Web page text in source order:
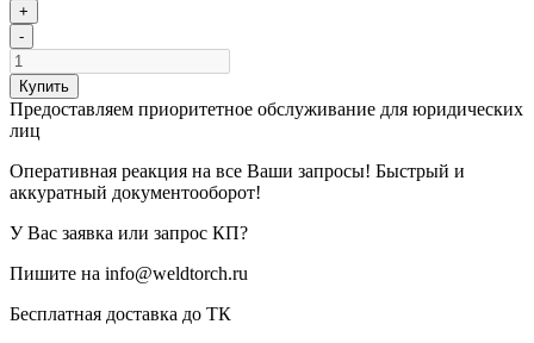
+
-
Купить
Предоставляем приоритетное обслуживание для юридических
лиц
Оперативная реакция на все Ваши запросы! Быстрый и
аккуратный документооборот!
У Вас заявка или запрос КП?
Пишите на info@weldtorch.ru
Бесплатная доставка до ТК